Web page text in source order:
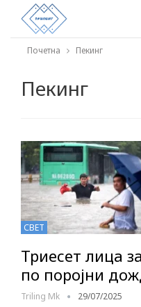
Почетна Пекинг
Пекинг
СВЕТ
Триесет лица
по поројни
Triling Mk 29/07/2025